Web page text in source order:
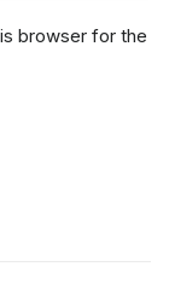
browser for the